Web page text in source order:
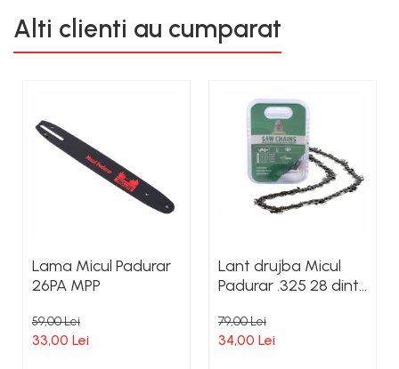
Alti clienti au cumparat
Lama Micul Padurar
26PA MPP
59,00 Lei
33,00 Lei
Lant drujba Micul
Padurar .325 28 dinti
79,00 Lei
34,00 Lei